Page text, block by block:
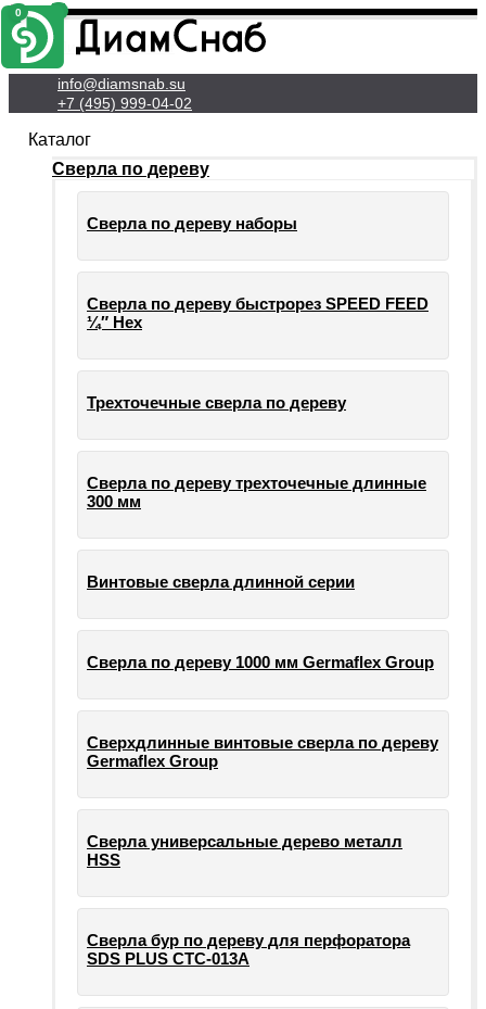
Личный Кабинет
info@diamsnab.su
+7 (495) 999-04-02
Каталог
Сверла по дереву
Сверла по дереву наборы
Сверла по дереву быстрорез SPEED FEED
¼″ Hex
Трехточечные сверла по дереву
Сверла по дереву трехточечные длинные
300 мм
Винтовые сверла длинной серии
Сверла по дереву 1000 мм Germaflex Group
Сверхдлинные винтовые сверла по дереву
Germaflex Group
Сверла универсальные дерево металл
HSS
Cверла бур по дереву для перфоратора
SDS PLUS СТС-013А
0